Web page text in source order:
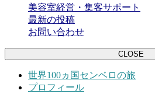
美容室経営・集客サポート
最新の投稿
お問い合わせ
CLOSE
世界100ヵ国センベロの旅
プロフィール